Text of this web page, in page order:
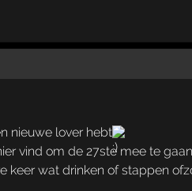
nieuwe lover hebt
vind om de 27ste mee te
keer wat drinken of stappen